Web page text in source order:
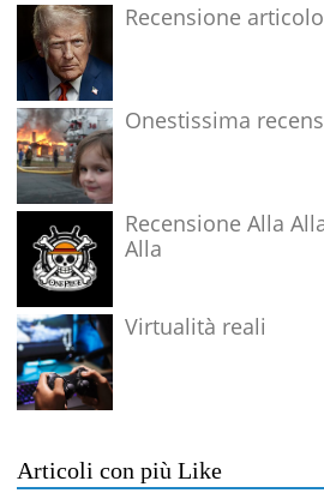
Recensione
Onestissima
Recensione Alla
Alla
Virtualità reali
Articoli con più Like